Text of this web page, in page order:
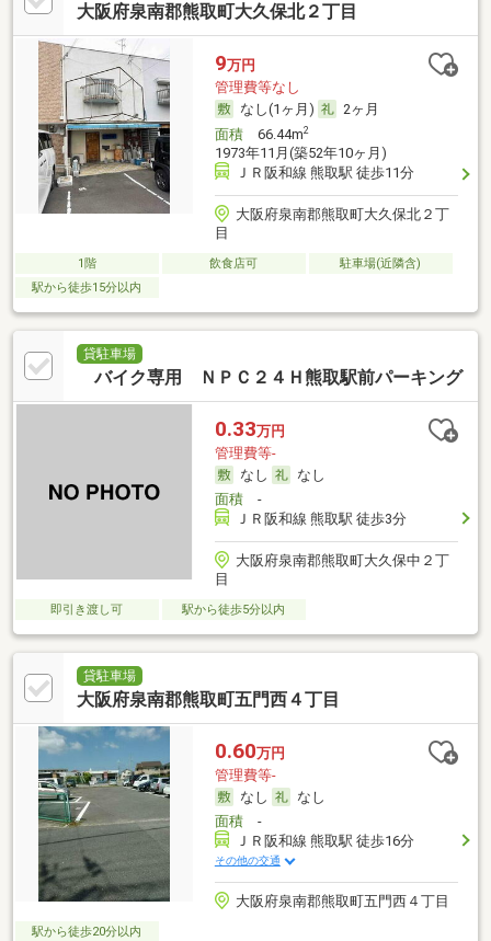
大阪府泉南郡熊取町大久保北２丁目
9万円
管理費等なし
なし(1ヶ月)
2ヶ月
面積66.44m2
1973年11月(築52年10ヶ月)
ＪＲ阪和線 熊取駅 徒歩11分
大阪府泉南郡熊取町大久保北２丁
目
1階 飲食店可
駐車場(近隣含)
駅から徒歩15分以内
貸駐車場
バイク専用 ＮＰＣ２４Ｈ熊取駅前パーキング
0.33万円
管理費等-
なし
なし
面積-
ＪＲ阪和線 熊取駅 徒歩3分
大阪府泉南郡熊取町大久保中２丁
目
即引き渡し可 駅から徒歩5分以内
貸駐車場
大阪府泉南郡熊取町五門西４丁目
0.60万円
管理費等-
なし
なし
面積-
ＪＲ阪和線 熊取駅 徒歩16分
その他の交通
大阪府泉南郡熊取町五門西４丁目
駅から徒歩20分以内